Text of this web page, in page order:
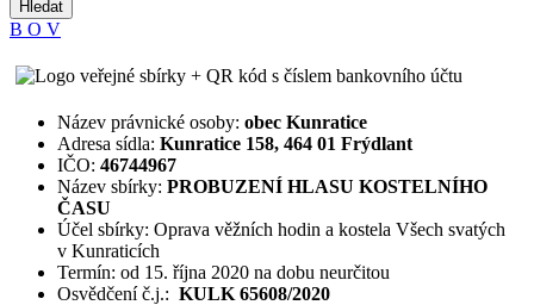
Hledat
B O V
Název právnické osoby: obec Kunratice
Adresa sídla: Kunratice 158, 464 01 Frýdlant
IČO: 46744967
Název sbírky: PROBUZENÍ HLASU KOSTELNÍHO
ČASU
Účel sbírky: Oprava věžních hodin a kostela Všech svatých
v Kunraticích
Termín: od 15. října 2020 na dobu neurčitou
Osvědčení č.j.: KULK 65608/2020